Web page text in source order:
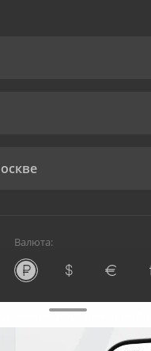
Валюта:
доставки цветов